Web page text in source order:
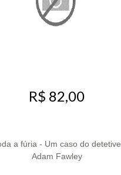
R$ 82,00
a fúria - Um caso do detetive
Adam Fawley